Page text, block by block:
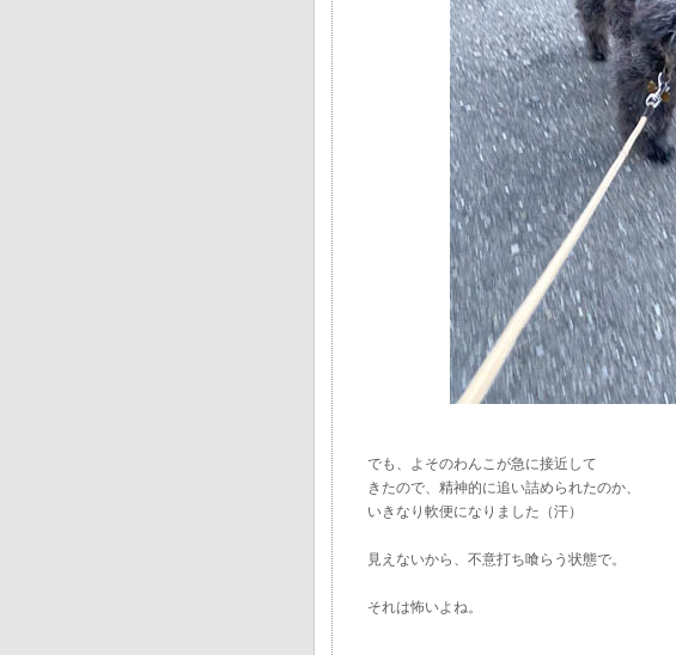
でも、よそのわんこが急に接近して
きたので、精神的に追い詰められたのか、
いきなり軟便になりました（汗）
見えないから、不意打ち喰らう状態で。
それは怖いよね。